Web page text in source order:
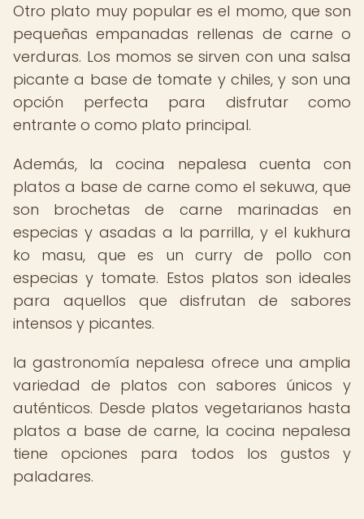
Otro plato muy popular es el momo, que son
pequeñas empanadas rellenas de carne o
verduras. Los momos se sirven con una salsa
picante a base de tomate y chiles, y son una
opción perfecta para disfrutar como
entrante o como plato principal.
Además, la cocina nepalesa cuenta con
platos a base de carne como el sekuwa, que
son brochetas de carne marinadas en
especias y asadas a la parrilla, y el kukhura
ko masu, que es un curry de pollo con
especias y tomate. Estos platos son ideales
para aquellos que disfrutan de sabores
intensos y picantes.
la gastronomía nepalesa ofrece una amplia
variedad de platos con sabores únicos y
auténticos. Desde platos vegetarianos hasta
platos a base de carne, la cocina nepalesa
tiene opciones para todos los gustos y
paladares.